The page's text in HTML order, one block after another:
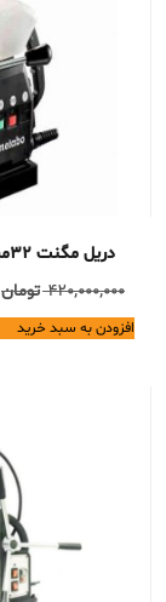
دریل مگنت 32میلیمتر متابو مدل MAG 32
420,000,000 تومان
افزودن به سبد خرید